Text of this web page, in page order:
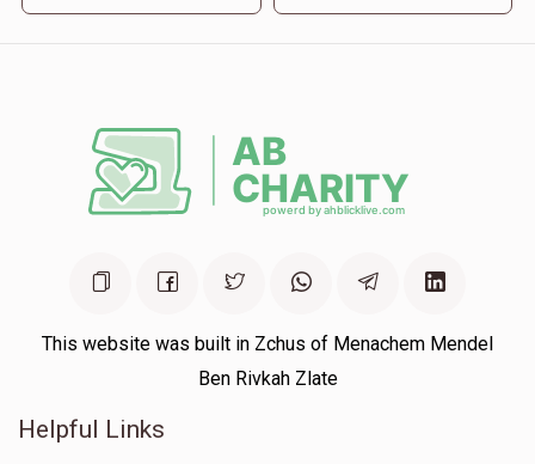
This website was built in Zchus of Menachem Mendel
Ben Rivkah Zlate
Helpful Links